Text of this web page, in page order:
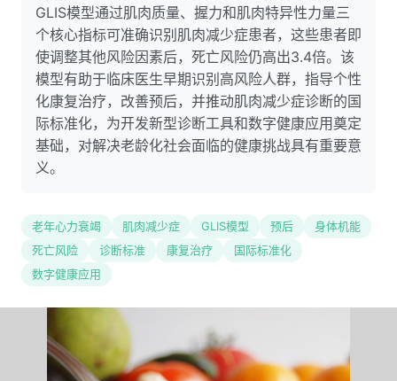
GLIS模型通过肌肉质量、握力和肌肉特异性力量三
个核心指标可准确识别肌肉减少症患者，这些患者即
使调整其他风险因素后，死亡风险仍高出3.4倍。该
模型有助于临床医生早期识别高风险人群，指导个性
化康复治疗，改善预后，并推动肌肉减少症诊断的国
际标准化，为开发新型诊断工具和数字健康应用奠定
基础，对解决老龄化社会面临的健康挑战具有重要意
义。
老年心力衰竭 肌肉减少症 GLIS模型 预后
身体机能
死亡风险
诊断标准 康复治疗
国际标准化
数字健康应用